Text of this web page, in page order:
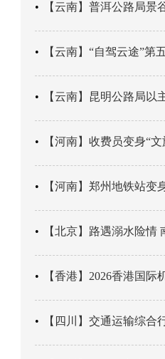
【云南】普洱公路局景谷公路分
【云南】“自驾云途”第五站发车
【云南】昆明公路局以主动防
【河南】收费员变身“文旅推荐官”—豫鲁晋
【河南】郑州地铁站变身“国宝剧场”
【北京】路遇溺水险情 南航
【香港】2026香港国际
【四川】交通运输综合行政执法创